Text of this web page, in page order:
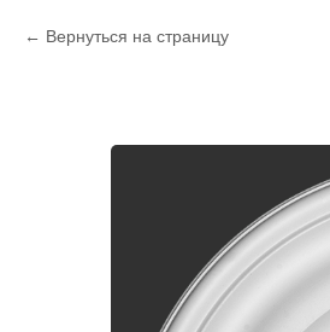
Вернуться на страницу